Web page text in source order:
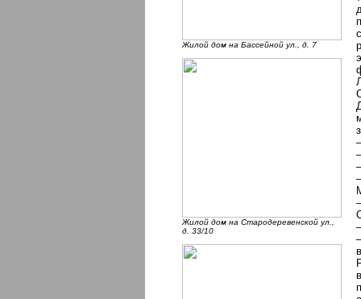
Жилой дом на Бассейной ул., д. 7
Жилой дом на Стародеревенской ул.,
д. 33/10